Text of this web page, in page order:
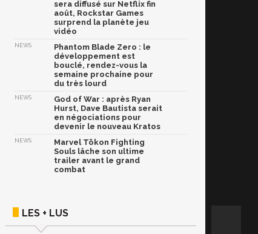
sera diffusé sur Netflix fin
août, Rockstar Games
surprend la planète jeu
vidéo
NEWS
Phantom Blade Zero : le
développement est
bouclé, rendez-vous la
semaine prochaine pour
du très lourd
NEWS
God of War : après Ryan
Hurst, Dave Bautista serait
en négociations pour
devenir le nouveau Kratos
NEWS
Marvel Tōkon Fighting
Souls lâche son ultime
trailer avant le grand
combat
LES + LUS